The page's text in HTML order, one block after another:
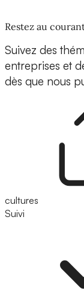
Restez au
Suivez des
entreprises et
dès que nous
cultures
Suivi